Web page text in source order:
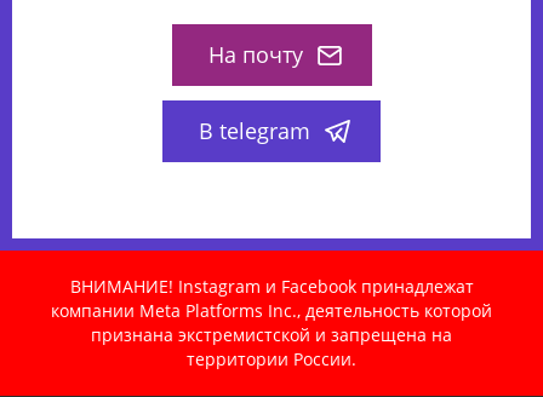
На почту
В telegram
ВНИМАНИЕ! Instagram и Facebook принадлежат
компании Meta Platforms Inc., деятельность которой
признана экстремистской и запрещена на
территории России.